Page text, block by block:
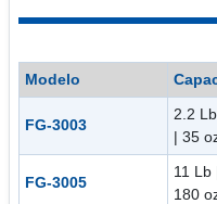
Modelo
FG-3003
2.2
| 35
FG-3005
11 Lb
180